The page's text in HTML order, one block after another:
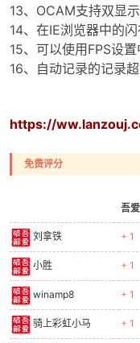
jie.
13、OCAM支持双显示
14、在IE浏览器中的
15、可以使用FPS设置
16、自动记录的记录超
https://
免费评分
吾
刘拿铁 + 1
小胜 + 1
winamp8 + 1
骑上彩虹小马 + 1